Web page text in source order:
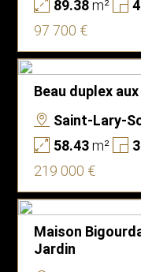
89.38m²
4
97 700 €
Beau duplex
Saint-Lary-
58.43m²
3
219 000 €
Maison
Jardin